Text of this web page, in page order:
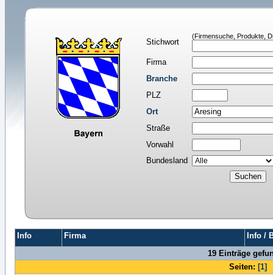
Stichwort
(Firmensuche, Produkte,
Firma
Branche
PLZ
Ort
Straße
Vorwahl
Bundesland
Info Firma
Info /
19 Einträge
Seiten: [1]